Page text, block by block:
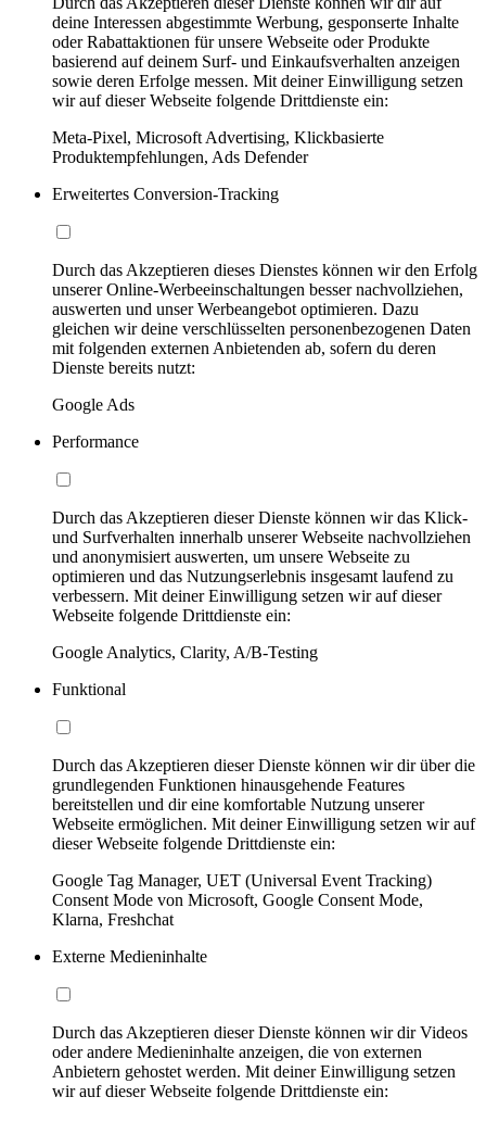
deine Interessen abgestimmte Werbung, gesponserte Inhalte
oder Rabattaktionen für unsere Webseite oder Produkte
basierend auf deinem Surf- und Einkaufsverhalten anzeigen
sowie deren Erfolge messen. Mit deiner Einwilligung setzen
wir auf dieser Webseite folgende Drittdienste ein:
Meta-Pixel, Microsoft Advertising, Klickbasierte
Produktempfehlungen, Ads Defender
Erweitertes Conversion-Tracking
Durch das Akzeptieren dieses Dienstes können wir den Erfolg
unserer Online-Werbeeinschaltungen besser nachvollziehen,
auswerten und unser Werbeangebot optimieren. Dazu
gleichen wir deine verschlüsselten personenbezogenen Daten
mit folgenden externen Anbietenden ab, sofern du deren
Dienste bereits nutzt:
Google Ads
Performance
Durch das Akzeptieren dieser Dienste können wir das Klick-
und Surfverhalten innerhalb unserer Webseite nachvollziehen
und anonymisiert auswerten, um unsere Webseite zu
optimieren und das Nutzungserlebnis insgesamt laufend zu
verbessern. Mit deiner Einwilligung setzen wir auf dieser
Webseite folgende Drittdienste ein:
Google Analytics, Clarity, A/B-Testing
Funktional
Durch das Akzeptieren dieser Dienste können wir dir über die
grundlegenden Funktionen hinausgehende Features
bereitstellen und dir eine komfortable Nutzung unserer
Webseite ermöglichen. Mit deiner Einwilligung setzen wir auf
dieser Webseite folgende Drittdienste ein:
Google Tag Manager, UET (Universal Event Tracking)
Consent Mode von Microsoft, Google Consent Mode,
Klarna, Freshchat
Externe Medieninhalte
Durch das Akzeptieren dieser Dienste können wir dir Videos
oder andere Medieninhalte anzeigen, die von externen
Anbietern gehostet werden. Mit deiner Einwilligung setzen
wir auf dieser Webseite folgende Drittdienste ein: